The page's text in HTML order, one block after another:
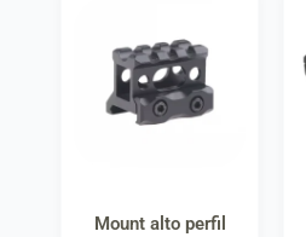
Mount alto perfil